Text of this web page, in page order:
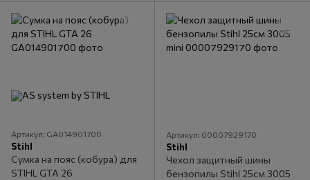
Артикул: GA014901700
Stihl
Сумка на пояс (кобура) для
STIHL GTA 26
Артикул: 00007929170
Stihl
Чехол защитный шины
бензопилы Stihl 25см 3005